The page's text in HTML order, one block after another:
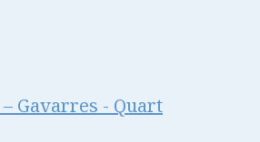
– Gavarres - Quart